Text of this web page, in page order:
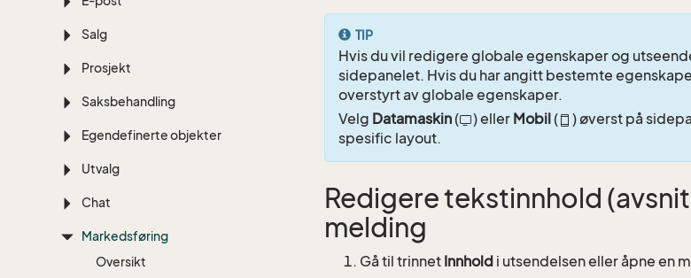
Salg
Prosjekt
Saksbehandling
Egendefinerte objekter
Utvalg
Chat
Markedsføring
Oversikt
TIP
Hvis du vil redigere globale egenskaper og
sidepanelet. Hvis du har angitt bestemte
overstyrt av globale egenskaper.
Velg Datamaskin( ) eller Mobil (
) øverst på
spesific layout.
Redigere tekstinnhold
melding
Gå til trinnet Innhold i utsendelsen eller åpne en